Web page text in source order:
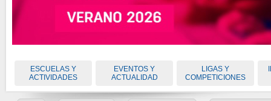
ESCUELAS Y
ACTIVIDADES
EVENTOS Y
ACTUALIDAD
LIGAS Y
COMPETICIONES